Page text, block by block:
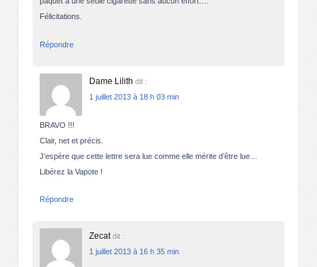
Félicitations.
Répondre
Dame Lilith dit :
1 juillet 2013 à 18 h 03 min
BRAVO !!!
Clair, net et précis.
J’espère que cette lettre sera lue comme elle mérite d’être lue…
Libérez la Vapote !
Répondre
Zecat dit :
1 juillet 2013 à 16 h 35 min